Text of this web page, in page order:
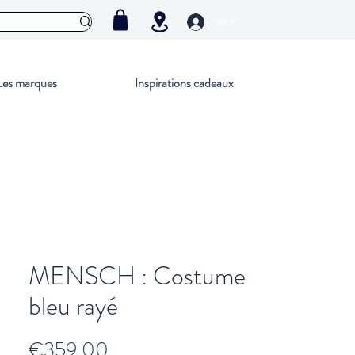
marques Inspirations cadeaux
MENSCH : Costume
bleu rayé